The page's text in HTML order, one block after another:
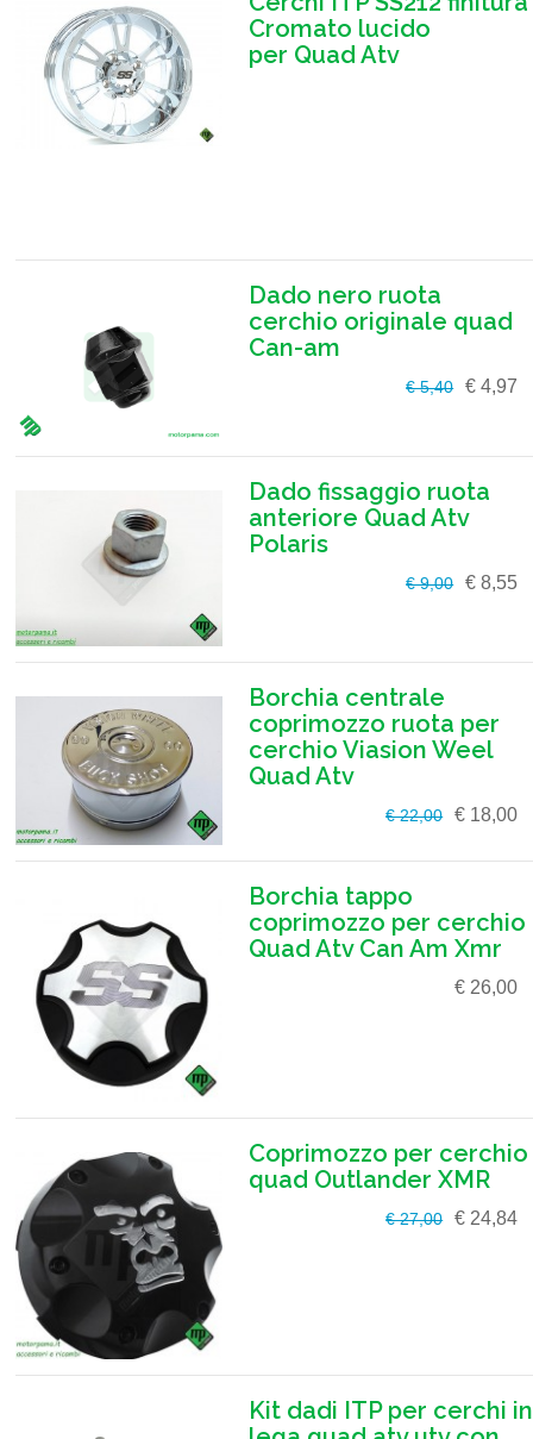
Cromato lucido
per Quad Atv
Dado nero ruota
cerchio originale quad
Can-am
€ 5,40 € 4,97
Dado fissaggio ruota
anteriore Quad Atv
Polaris
€ 9,00 € 8,55
Borchia centrale
coprimozzo ruota per
cerchio Viasion Weel
Quad Atv
€ 22,00 € 18,00
Borchia tappo
coprimozzo per cerchio
Quad Atv Can Am Xmr
€ 26,00
Coprimozzo per cerchio
quad Outlander XMR
€ 27,00 € 24,84
Kit dadi ITP per cerchi in